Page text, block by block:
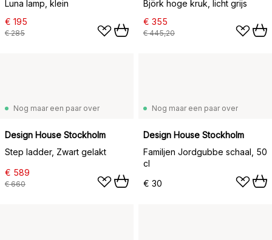
Luna lamp, klein
€ 195
€ 285
Björk hoge kruk, licht grijs
€ 355
€ 445,20
Nog maar een paar over
Design House Stockholm
Step ladder, Zwart gelakt
€ 589
€ 660
Nog maar een paar over
Design House Stockholm
Familjen Jordgubbe schaal, 50
cl
€ 30